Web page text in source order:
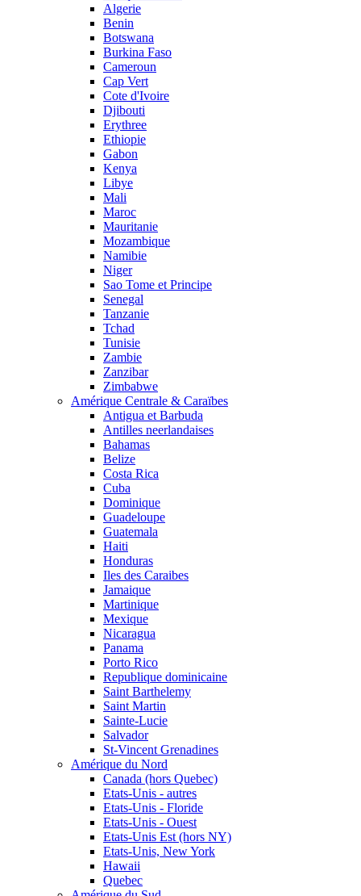
Algerie
Benin
Botswana
Burkina Faso
Cameroun
Cap Vert
Cote d'Ivoire
Djibouti
Erythree
Ethiopie
Gabon
Kenya
Libye
Mali
Maroc
Mauritanie
Mozambique
Namibie
Niger
Sao Tome et Principe
Senegal
Tanzanie
Tchad
Tunisie
Zambie
Zanzibar
Zimbabwe
Amérique Centrale & Caraïbes
Antigua et Barbuda
Antilles neerlandaises
Bahamas
Belize
Costa Rica
Cuba
Dominique
Guadeloupe
Guatemala
Haiti
Honduras
Iles des Caraibes
Jamaique
Martinique
Mexique
Nicaragua
Panama
Porto Rico
Republique dominicaine
Saint Barthelemy
Saint Martin
Sainte-Lucie
Salvador
St-Vincent Grenadines
Amérique du Nord
Canada (hors Quebec)
Etats-Unis - autres
Etats-Unis - Floride
Etats-Unis - Ouest
Etats-Unis Est (hors NY)
Etats-Unis, New York
Hawaii
Quebec